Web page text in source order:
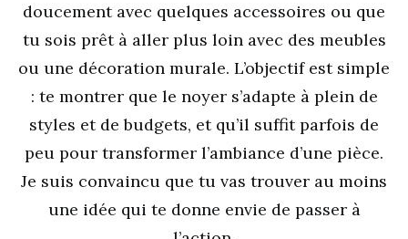
doucement avec quelques accessoires ou que
tu sois prêt à aller plus loin avec des meubles
ou une décoration murale. L’objectif est simple
: te montrer que le noyer s’adapte à plein de
styles et de budgets, et qu’il suffit parfois de
peu pour transformer l’ambiance d’une pièce.
Je suis convaincu que tu vas trouver au moins
une idée qui te donne envie de passer à